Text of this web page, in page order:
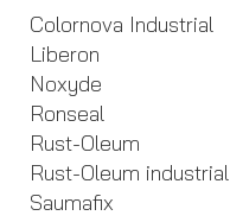
Colornova Industrial
Liberon
Noxyde
Ronseal
Rust-Oleum
Rust-Oleum industrial
Saumafix